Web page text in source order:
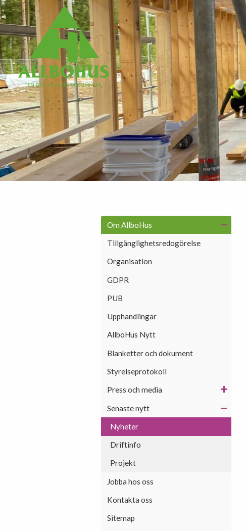
Om AllboHus
Tillgänglighetsredogörelse
Organisation
GDPR
PUB
Upphandlingar
AllboHus Nytt
Blanketter och dokument
Styrelseprotokoll
Press och media
Senaste nytt
Nyheter
Driftinfo
Projekt
Jobba hos oss
Kontakta oss
Sitemap